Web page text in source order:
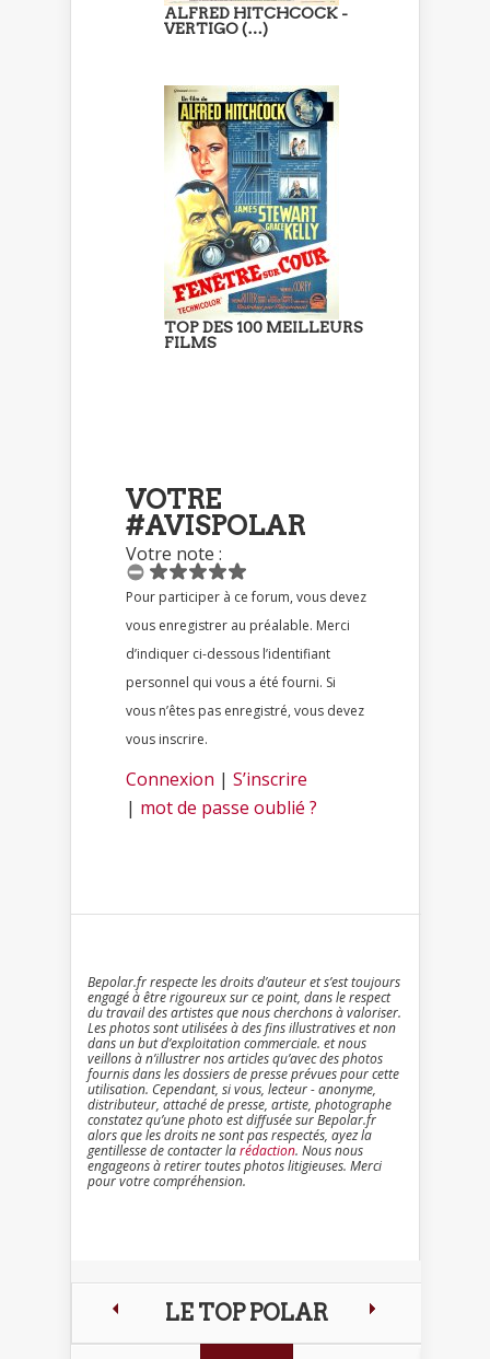
ALFRED HITCHCOCK -
VERTIGO (…)
TOP DES 100 MEILLEURS
FILMS
VOTRE
#AVISPOLAR
Votre note :
Pour participer à ce forum, vous devez
vous enregistrer au préalable. Merci
d’indiquer ci-dessous l’identifiant
personnel qui vous a été fourni. Si
vous n’êtes pas enregistré, vous devez
vous inscrire.
Connexion | S’inscrire
| mot de passe oublié ?
Bepolar.fr respecte les droits d’auteur et s’est toujours
engagé à être rigoureux sur ce point, dans le respect
du travail des artistes que nous cherchons à valoriser.
Les photos sont utilisées à des fins illustratives et non
dans un but d’exploitation commerciale. et nous
veillons à n’illustrer nos articles qu’avec des photos
fournis dans les dossiers de presse prévues pour cette
utilisation. Cependant, si vous, lecteur - anonyme,
distributeur, attaché de presse, artiste, photographe
constatez qu’une photo est diffusée sur Bepolar.fr
alors que les droits ne sont pas respectés, ayez la
gentillesse de contacter larédaction. Nous nous
engageons à retirer toutes photos litigieuses. Merci
pour votre compréhension.
LE TOP POLAR